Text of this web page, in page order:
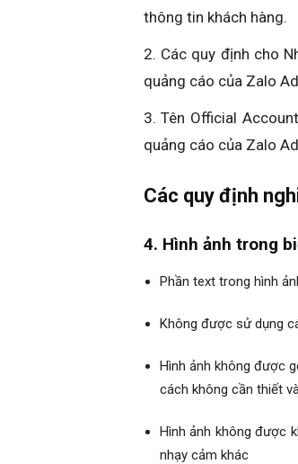
thông tin khách hàng.
2. Các quy định cho
quảng cáo của Zalo
3. Tên Official
quảng cáo của Zalo
Các quy định
4. Hình ảnh trong
Phần text trong hình
Không được sử dụng
Hình ảnh không được
cách không cần thiết
Hình ảnh không được
nhạy cảm khác